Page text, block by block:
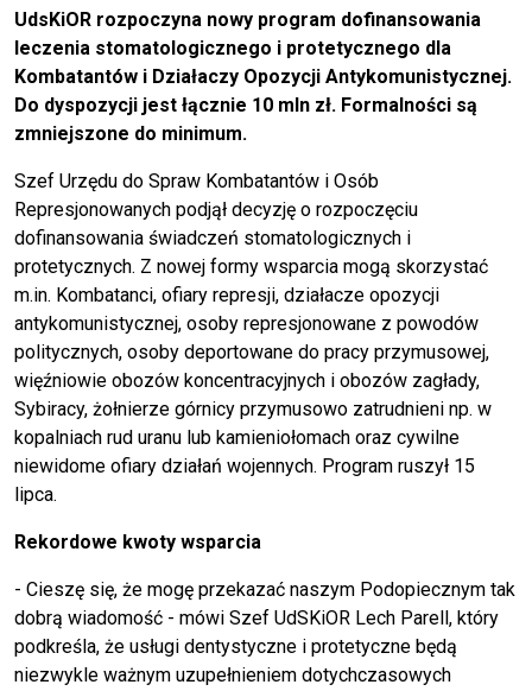
UdsKiOR rozpoczyna nowy program dofinansowania
leczenia stomatologicznego i protetycznego dla
Kombatantów i Działaczy Opozycji Antykomunistycznej.
Do dyspozycji jest łącznie 10 mln zł. Formalności są
zmniejszone do minimum.
Szef Urzędu do Spraw Kombatantów i Osób
Represjonowanych podjął decyzję o rozpoczęciu
dofinansowania świadczeń stomatologicznych i
protetycznych. Z nowej formy wsparcia mogą skorzystać
m.in. Kombatanci, ofiary represji, działacze opozycji
antykomunistycznej, osoby represjonowane z powodów
politycznych, osoby deportowane do pracy przymusowej,
więźniowie obozów koncentracyjnych i obozów zagłady,
Sybiracy, żołnierze górnicy przymusowo zatrudnieni np. w
kopalniach rud uranu lub kamieniołomach oraz cywilne
niewidome ofiary działań wojennych. Program ruszył 15
lipca.
Rekordowe kwoty wsparcia
- Cieszę się, że mogę przekazać naszym Podopiecznym tak
dobrą wiadomość - mówi Szef UdSKiOR Lech Parell, który
podkreśla, że usługi dentystyczne i protetyczne będą
niezwykle ważnym uzupełnieniem dotychczasowych